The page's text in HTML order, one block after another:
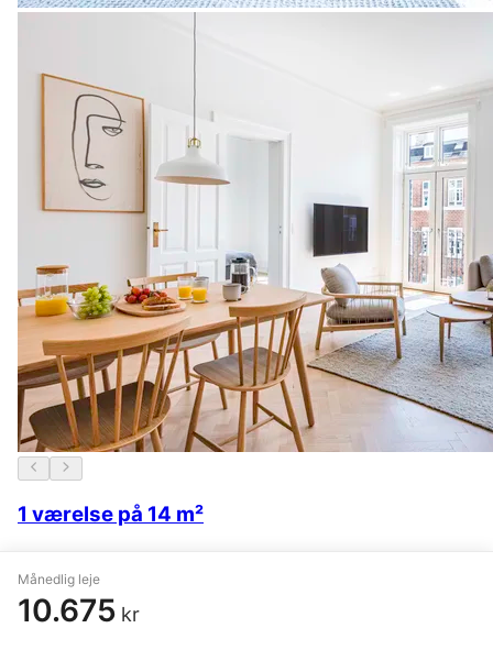
Månedlig leje
10.675 kr
1 værelse på 14 m²
10.434 kr. 24. juni